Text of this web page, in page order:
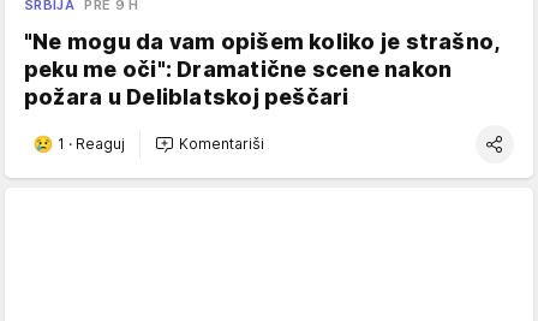
SRBIJA PRE 9 H
"Ne mogu da vam opišem koliko je strašno,
peku me oči": Dramatične scene nakon
požara u Deliblatskoj peščari
1 · Reaguj Komentariši